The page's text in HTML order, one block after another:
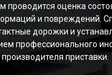
проводится оценка
и повреждений.
дорожки и
профессионального
приставки.